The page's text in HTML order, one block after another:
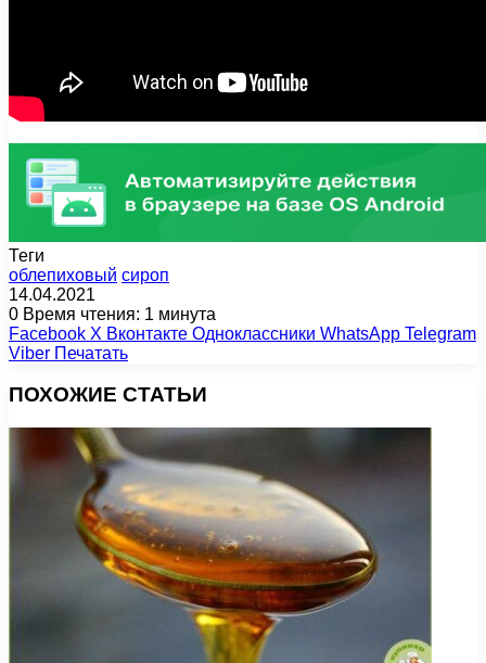
Теги
облепиховый сироп
14.04.2021
0 Время чтения: 1 минута
Facebook X Вконтакте Одноклассники WhatsApp Telegram
Viber Печатать
ПОХОЖИЕ СТАТЬИ